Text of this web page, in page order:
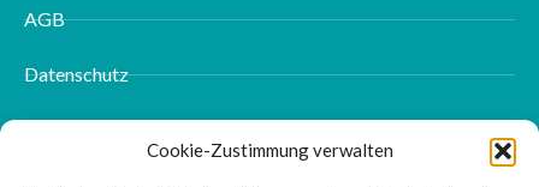
Cookie-Zustimmung verwalten
AGB
Datenschutz